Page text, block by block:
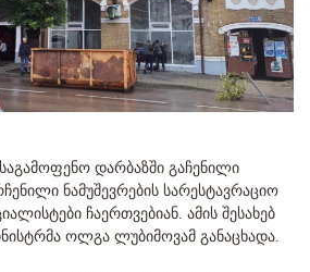
დარბაზში გაჩენილი
ნამუშევრების სარესტავრაციო
ჩაერთვებიან. ამის შესახებ
ოლგა ლუბიმოვამ განაცხადა.